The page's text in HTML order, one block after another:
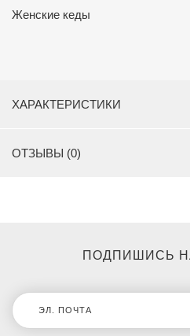
Женские кеды
ХАРАКТЕРИСТИКИ
ОТЗЫВЫ (0)
ПОДПИШИСЬ